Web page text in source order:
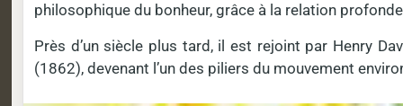
philosophique du bonheur, grâce à la relation
Près d’un siècle plus tard, il est rejoint par Henry
(1862), devenant l’un des piliers du mouvement